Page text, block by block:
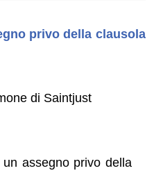
privo della clausola
di Saintjust
assegno privo della